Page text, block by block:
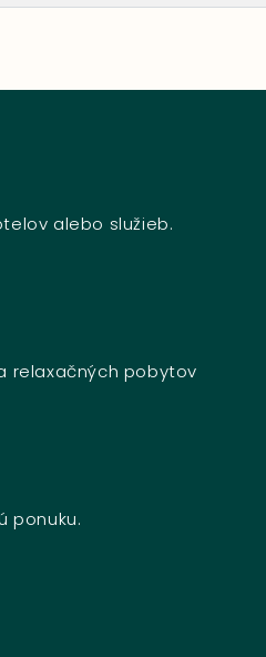
alebo služieb.
relaxačných pobytov
ponuku.